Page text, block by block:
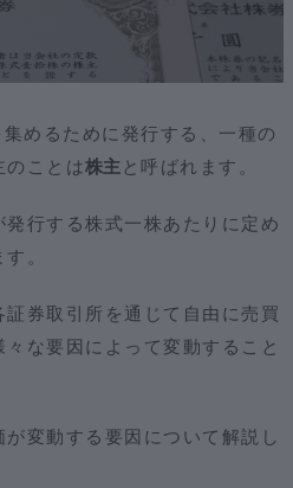
めるために発行する、一種の
のことは株主 と呼ばれます。
行する株式一株あたりに定め
。
証券取引所を通じて自由に売買
な要因によって変動すること
変動する要因について解説し